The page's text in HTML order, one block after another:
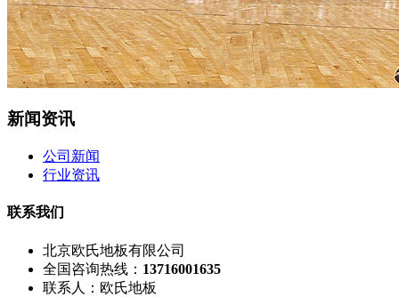
新闻资讯
公司新闻
行业资讯
联系我们
北京欧氏地板有限公司
全国咨询热线： 13716001635
联系人：欧氏地板